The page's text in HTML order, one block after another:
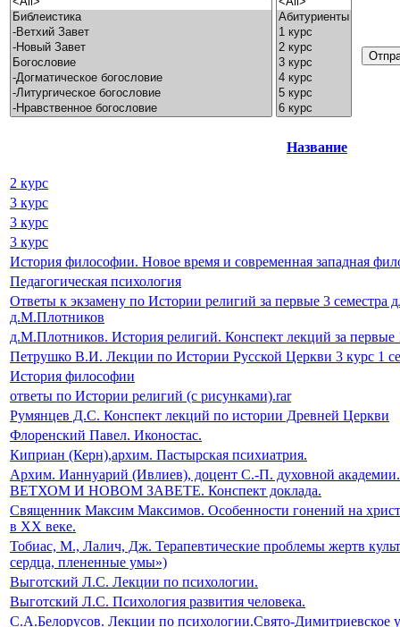
Название
2 курс
3 курс
3 курс
3 курс
История философии. Новое время и современная западная
Педагогическая психология
Ответы к экзамену по Истории религий за первые 3 семестра
д.М.Плотников
д.М.Плотников. История религий. Конспект лекций за первые
Петрушко В.И. Лекции по Истории Русской Церкви 3 курс 1
История философии
ответы по Истории религий (с рисунками).rar
Румянцев Д.С. Конспект лекций по истории Древней Церкви
Флоренский Павел. Иконостас.
Киприан (Керн),архим. Пастырская психиатрия.
Архим. Ианнуарий (Ивлиев), доцент С.-П. духовной
ВЕТХОМ И НОВОМ ЗАВЕТЕ. Конспект доклада.
Священник Максим Максимов. Особенности гонений на
в ХХ веке.
Тобиас, М., Лалич, Дж. Терапевтические проблемы жертв
сердца, плененные умы»)
Выготский Л.С. Лекции по психологии.
Выготский Л.С. Психология развития человека.
С.А.Белорусов. Лекции по психологии.Свято-Димитриевское